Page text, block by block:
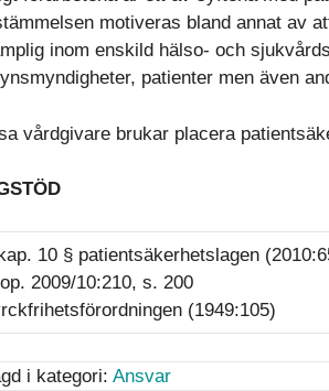
motiveras bland annat av
inom enskild hälso- och
patienter men även
vårdgivare brukar placera
10 § patientsäkerhetslagen
2009/10:210, s. 200
(1949:105)
i kategori: Ansvar